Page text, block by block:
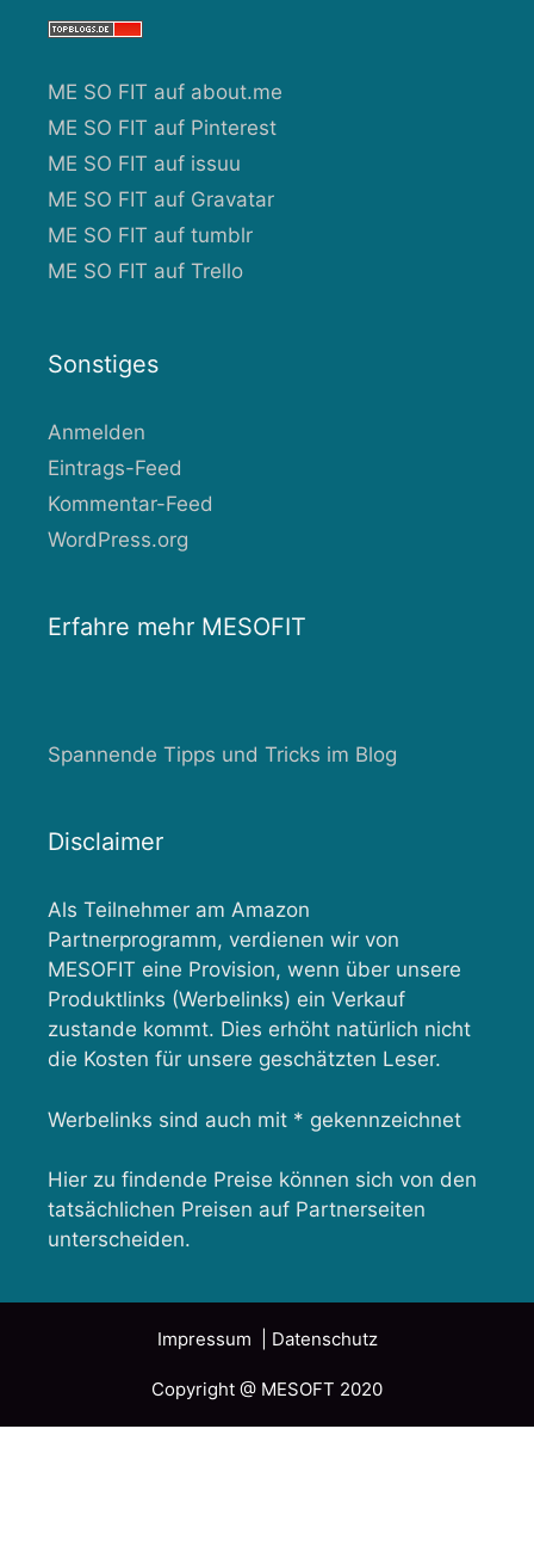
ME SO FIT auf about.me
ME SO FIT auf Pinterest
ME SO FIT auf issuu
ME SO FIT auf Gravatar
ME SO FIT auf tumblr
ME SO FIT auf Trello
Sonstiges
Anmelden
Eintrags-Feed
Kommentar-Feed
WordPress.org
Erfahre mehr MESOFIT
Spannende Tipps und Tricks im Blog
Disclaimer
Als Teilnehmer am Amazon
Partnerprogramm, verdienen wir von
MESOFIT eine Provision, wenn über unsere
Produktlinks (Werbelinks) ein Verkauf
zustande kommt. Dies erhöht natürlich nicht
die Kosten für unsere geschätzten Leser.
Werbelinks sind auch mit * gekennzeichnet
Hier zu findende Preise können sich von den
tatsächlichen Preisen auf Partnerseiten
unterscheiden.
Impressum | Datenschutz
Copyright @ MESOFT 2020